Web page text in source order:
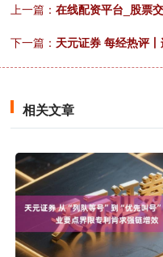
上一篇： 在线配资平台_股票
下一篇： 天元证券 每经热评
相关文章